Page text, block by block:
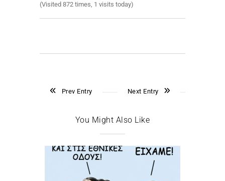
(Visited 872 times, 1 visits today)
Prev Entry Next Entry
You Might Also Like